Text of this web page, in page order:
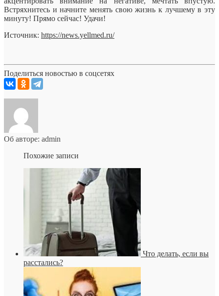
Встряхнитесь и начните менять свою жизнь к лучшему в эту
минуту! Прямо сейчас! Удачи!
Источник: https://news.yellmed.ru/
Поделиться новостью в соцсетях
Об авторе: admin
Похожие записи
Что делать, если вы
расстались?